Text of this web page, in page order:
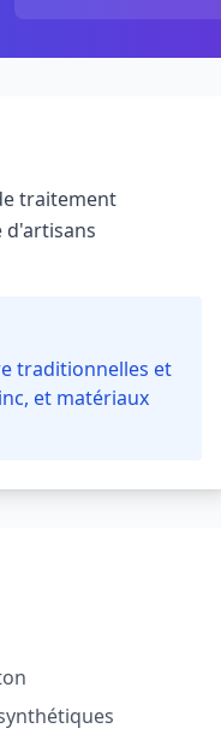
traitement
d'artisans
traditionnelles et
et matériaux